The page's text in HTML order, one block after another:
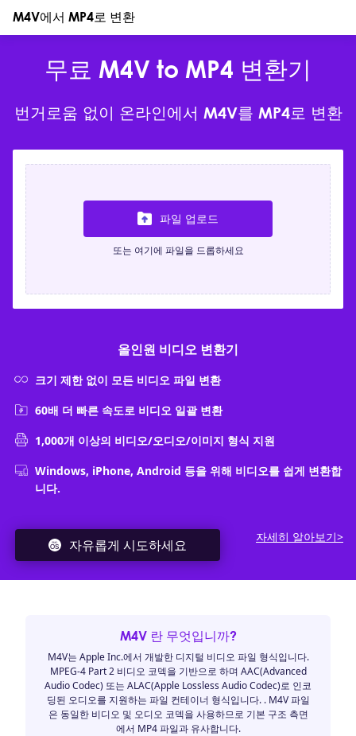
M4V에서 MP4로 변환
무료 M4V to MP4 변환기
번거로움 없이 온라인에서 M4V를 MP4로 변환
파일 업로드
또는 여기에 파일을 드롭하세요
올인원 비디오 변환기
크기 제한 없이 모든 비디오 파일 변환
60배 더 빠른 속도로 비디오 일괄 변환
1,000개 이상의 비디오/오디오/이미지 형식 지원
Windows, iPhone, Android 등을 위해 비디오를 쉽게 변환합
니다.
자유롭게 시도하세요
자세히 알아보기>
M4V 란 무엇입니까?
M4V는 Apple Inc.에서 개발한 디지털 비디오 파일 형식입니다.
MPEG-4 Part 2 비디오 코덱을 기반으로 하며 AAC(Advanced
Audio Codec) 또는 ALAC(Apple Lossless Audio Codec)로 인코
딩된 오디오를 지원하는 파일 컨테이너 형식입니다. . M4V 파일
은 동일한 비디오 및 오디오 코덱을 사용하므로 기본 구조 측면
에서 MP4 파일과 유사합니다.